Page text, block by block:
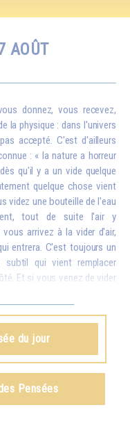
AOÛT
donnez, vous recevez,
la physique : dans l'univers
accepté. C'est d'ailleurs
: « la nature a horreur
qu'il y a un vide quelque
quelque chose vient
videz une bouteille de l'eau
tout de suite l'air y
arrivez à la vider d'air,
entrera. C'est toujours un
subtil qui vient remplacer
Et si vous venez de vider
tout de suite pour vous
Mikhaël Aïvanhov
spirituelle,
du jour
Pensées